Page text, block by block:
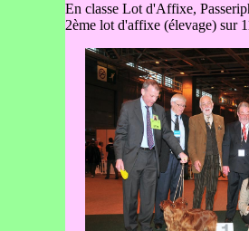
En classe Lot d'Affixe,
2ème lot d'affixe (élevage) sur